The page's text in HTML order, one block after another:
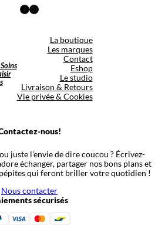
Facebook
Instagram
La boutique
Les marques
Contact
Eshop
Le studio
Livraison & Retours
Vie privée & Cookies
nous!
juste l’envie de dire coucou ? Écrivez-
échanger, partager nos bons plans et
qui feront briller votre quotidien !
Nous contacter
sécurisés